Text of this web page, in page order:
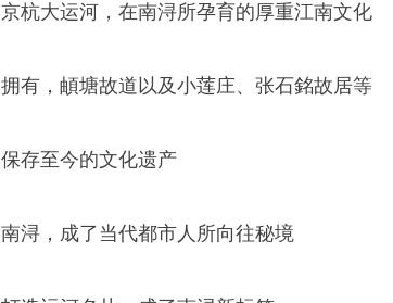
京杭大运河，在南浔所孕育的厚重江南文化
拥有，頔塘故道以及小莲庄、张石銘故居等
保存至今的文化遗产
南浔，成了当代都市人所向往秘境